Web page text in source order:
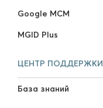
Google MCM
MGID Plus
ЦЕНТР ПОДДЕРЖКИ
База знаний